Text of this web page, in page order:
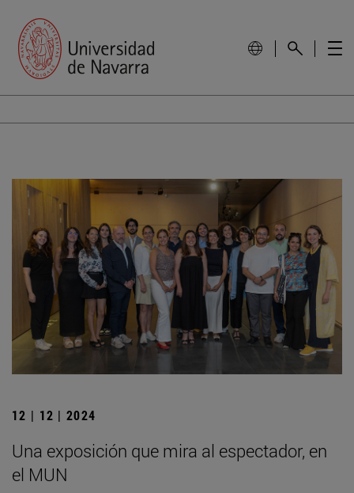
12 | 12 | 2024
Una exposición que mira al espectador, en
el MUN